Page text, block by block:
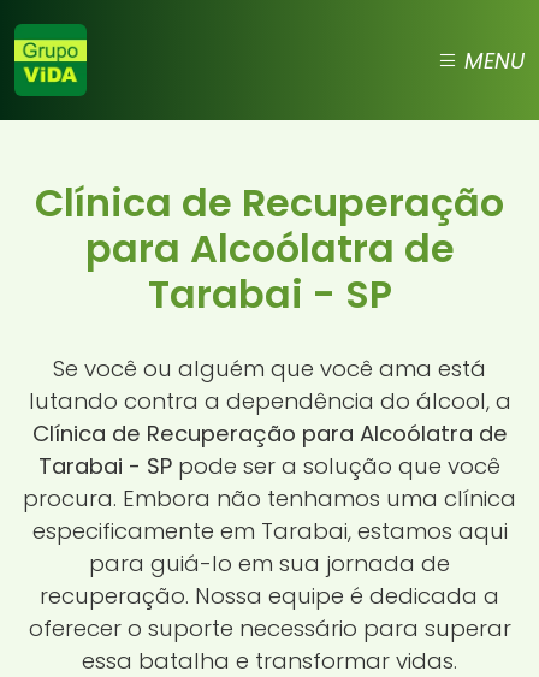
MENU
Clínica de Recuperação
para Alcoólatra de
Tarabai - SP
Se você ou alguém que você ama está
lutando contra a dependência do álcool, a
Clínica de Recuperação para Alcoólatra de
Tarabai - SP pode ser a solução que você
procura. Embora não tenhamos uma clínica
especificamente em Tarabai, estamos aqui
para guiá-lo em sua jornada de
recuperação. Nossa equipe é dedicada a
oferecer o suporte necessário para superar
essa batalha e transformar vidas.